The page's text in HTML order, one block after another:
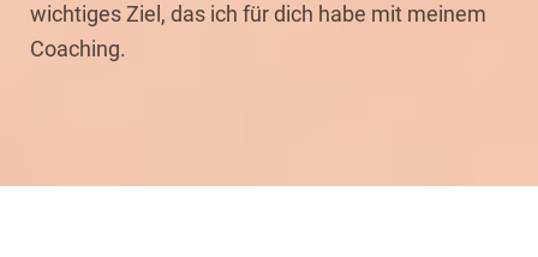
wichtiges Ziel, das ich für dich habe mit meinem
Coaching.